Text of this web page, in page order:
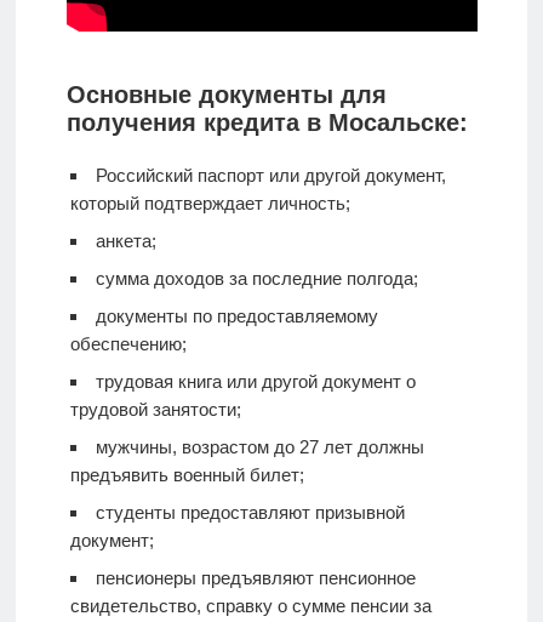
Основные документы для
получения кредита в Мосальске:
Российский паспорт или другой документ,
который подтверждает личность;
анкета;
сумма доходов за последние полгода;
документы по предоставляемому
обеспечению;
трудовая книга или другой документ о
трудовой занятости;
мужчины, возрастом до 27 лет должны
предъявить военный билет;
студенты предоставляют призывной
документ;
пенсионеры предъявляют пенсионное
свидетельство, справку о сумме пенсии за